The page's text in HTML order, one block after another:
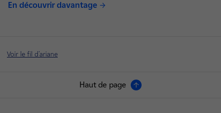
En découvrir davantage
Voir le fil d'ariane
Haut de page